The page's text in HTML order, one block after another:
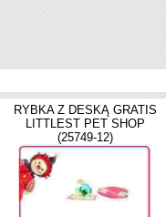
RYBKA Z DESKĄ GRATIS
LITTLEST PET SHOP
(25749-12)